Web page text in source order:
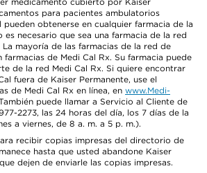
para pacientes ambulatorios
obtenerse en cualquier farmacia de la
es necesario que sea una farmacia de la red
La mayoría de las farmacias de la red de
farmacias de Medi Cal Rx. Su farmacia puede
de la red Medi Cal Rx. Si quiere encontrar
fuera de Kaiser Permanente, use el
de Medi Cal Rx en línea, en www.Medi-
puede llamar a Servicio al Cliente de
2273, las 24 horas del día, los 7 días de la
a viernes, de 8 a. m. a 5 p. m.).
recibir copias impresas del directorio de
hasta que usted abandone Kaiser
dejen de enviarle las copias impresas.